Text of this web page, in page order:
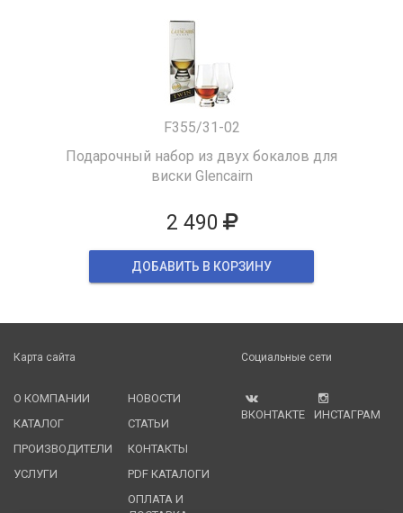
F355/31-02
Подарочный набор из двух бокалов для
виски Glencairn
2 490
ДОБАВИТЬ В КОРЗИНУ
Карта сайта
О КОМПАНИИ
КАТАЛОГ
ПРОИЗВОДИТЕЛИ
УСЛУГИ
НОВОСТИ
СТАТЬИ
КОНТАКТЫ
PDF КАТАЛОГИ
ОПЛАТА И
Социальные сети
ВКОНТАКТЕ ИНСТАГРАМ